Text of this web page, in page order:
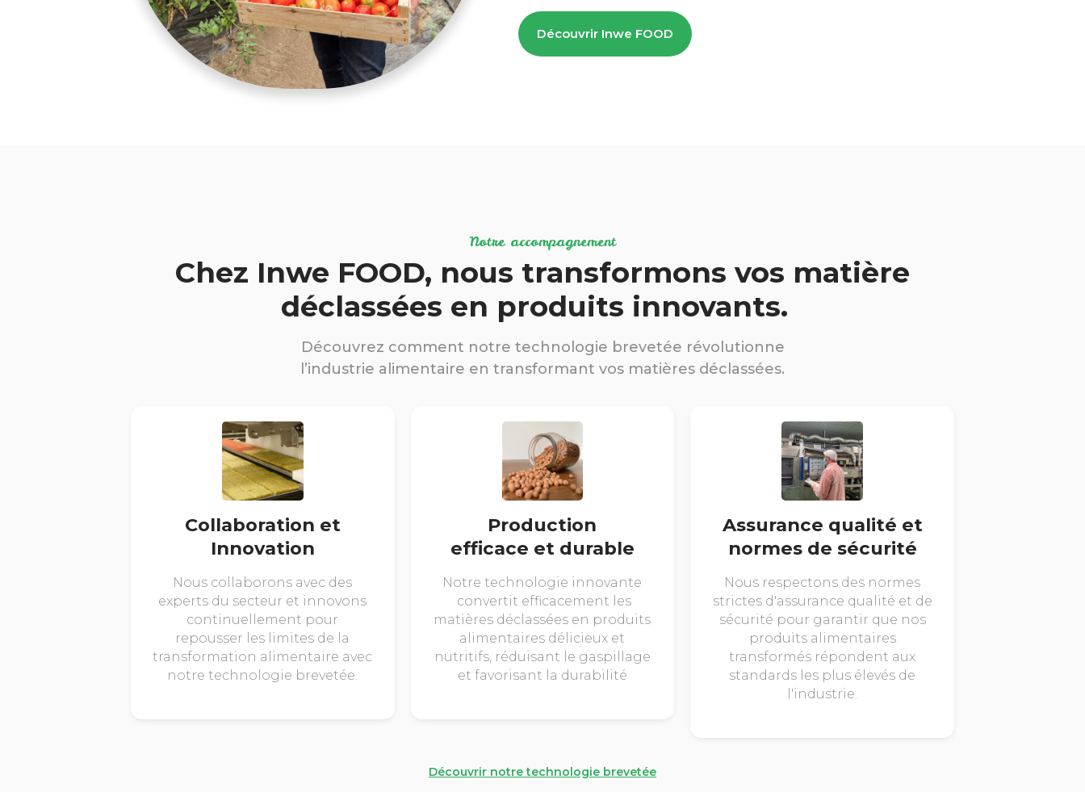
Découvrir Inwe FOOD
Notre accompagnement
Chez Inwe FOOD, nous transformons vos matière
déclassées en produits innovants.
Découvrez comment notre technologie brevetée révolutionne
l’industrie alimentaire en transformant vos matières déclassées.
Collaboration et
Innovation
Nous collaborons avec des
experts du secteur et innovons
continuellement pour
repousser les limites de la
transformation alimentaire avec
notre technologie brevetée.
Production
efficace et durable
Notre technologie innovante
convertit efficacement les
matières déclassées en produits
alimentaires délicieux et
nutritifs, réduisant le gaspillage
et favorisant la durabilité
Assurance qualité et
normes de sécurité
Nous respectons des normes
strictes d'assurance qualité et de
sécurité pour garantir que nos
produits alimentaires
transformés répondent aux
standards les plus élevés de
l'industrie.
Découvrir notre technologie brevetée